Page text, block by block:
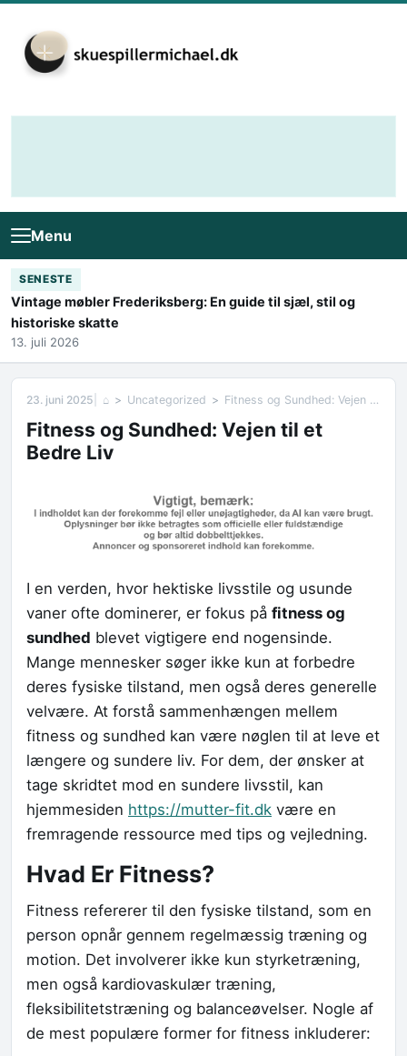
Menu
SENESTE
Vintage møbler Frederiksberg: En guide til sjæl, stil og
historiske skatte
13. juli 2026
23. juni 2025 ⌂ Uncategorized Fitness og Sundhed: Vejen til et Bedre Liv
Fitness og Sundhed: Vejen til et
Bedre Liv
I en verden, hvor hektiske livsstile og usunde
vaner ofte dominerer, er fokus på fitness og
sundhed blevet vigtigere end nogensinde.
Mange mennesker søger ikke kun at forbedre
deres fysiske tilstand, men også deres generelle
velvære. At forstå sammenhængen mellem
fitness og sundhed kan være nøglen til at leve et
længere og sundere liv. For dem, der ønsker at
tage skridtet mod en sundere livsstil, kan
hjemmesiden https://mutter-fit.dk være en
fremragende ressource med tips og vejledning.
Hvad Er Fitness?
Fitness refererer til den fysiske tilstand, som en
person opnår gennem regelmæssig træning og
motion. Det involverer ikke kun styrketræning,
men også kardiovaskulær træning,
fleksibilitetstræning og balanceøvelser. Nogle af
de mest populære former for fitness inkluderer: